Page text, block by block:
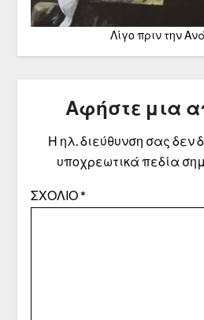
Λίγο πριν την
Αφήστε μια
Η ηλ. διεύθυνση σας δεν
υποχρεωτικά πεδία
ΣΧΌΛΙΟ*